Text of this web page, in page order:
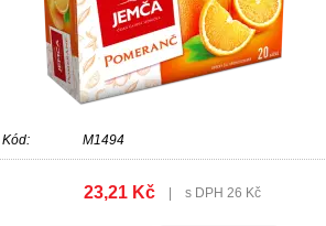
Kód: M1494
23,21 Kč s DPH 26 Kč